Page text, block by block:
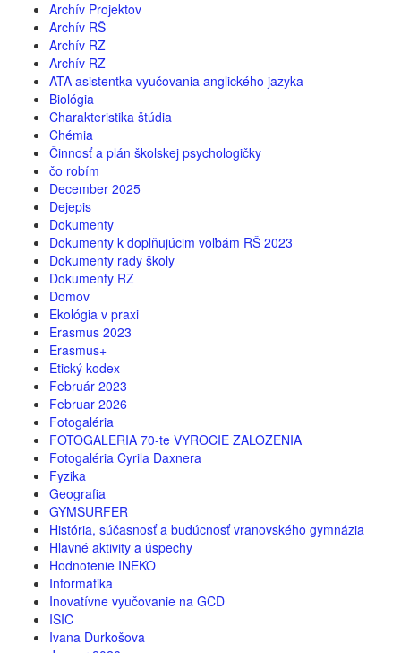
Archív Projektov
Archív RŠ
Archív RZ
Archív RZ
ATA asistentka vyučovania anglického jazyka
Biológia
Charakteristika štúdia
Chémia
Činnosť a plán školskej psychologičky
čo robím
December 2025
Dejepis
Dokumenty
Dokumenty k doplňujúcim voľbám RŠ 2023
Dokumenty rady školy
Dokumenty RZ
Domov
Ekológia v praxi
Erasmus 2023
Erasmus+
Etický kodex
Február 2023
Februar 2026
Fotogaléria
FOTOGALERIA 70-te VYROCIE ZALOZENIA
Fotogaléria Cyrila Daxnera
Fyzika
Geografia
GYMSURFER
História, súčasnosť a budúcnosť vranovského gymnázia
Hlavné aktivity a úspechy
Hodnotenie INEKO
Informatika
Inovatívne vyučovanie na GCD
ISIC
Ivana Durkošova